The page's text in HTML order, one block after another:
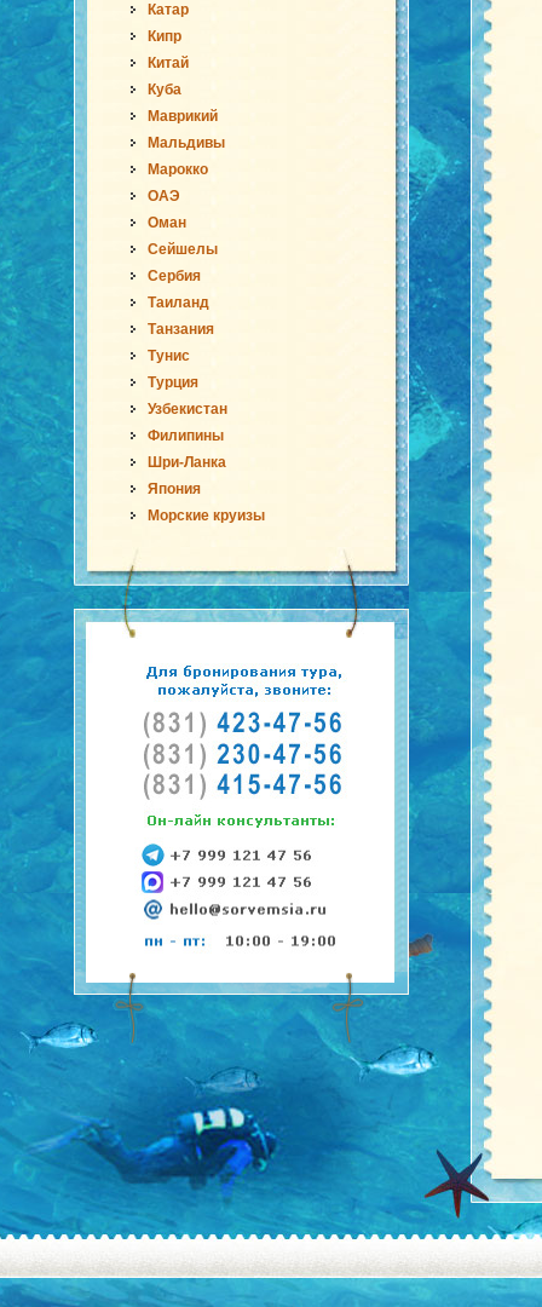
Катар
Кипр
Китай
Куба
Маврикий
Мальдивы
Марокко
ОАЭ
Оман
Сейшелы
Сербия
Таиланд
Танзания
Тунис
Турция
Узбекистан
Филипины
Шри-Ланка
Япония
Морские круизы